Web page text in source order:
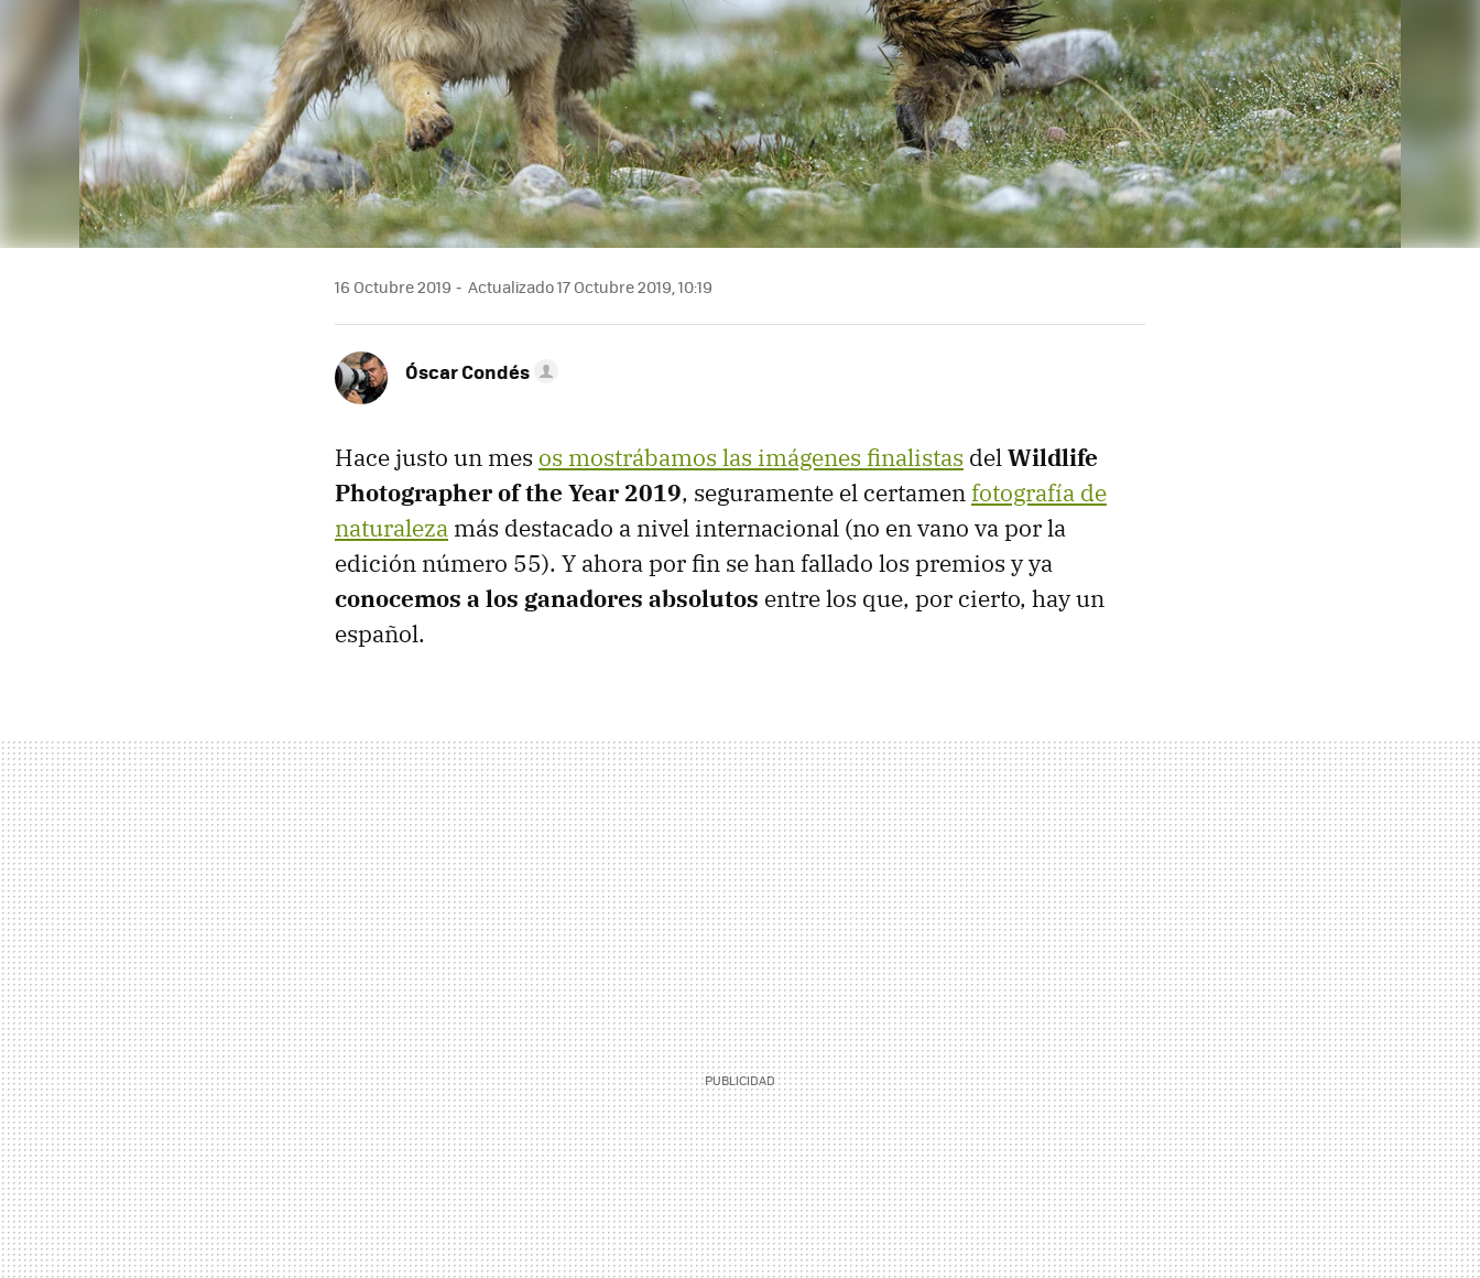
16 Octubre 2019 Actualizado 17 Octubre 2019, 10:19
Óscar Condés
Hace justo un mes os mostrábamos las imágenes finalistas delWildlife
Photographer of the Year 2019, seguramente el certamen fotografía de
naturaleza más destacado a nivel internacional (no en vano va por la
edición número 55). Y ahora por fin se han fallado los premios y ya
conocemos a los ganadores absolutos entre los que, por cierto, hay un
español.